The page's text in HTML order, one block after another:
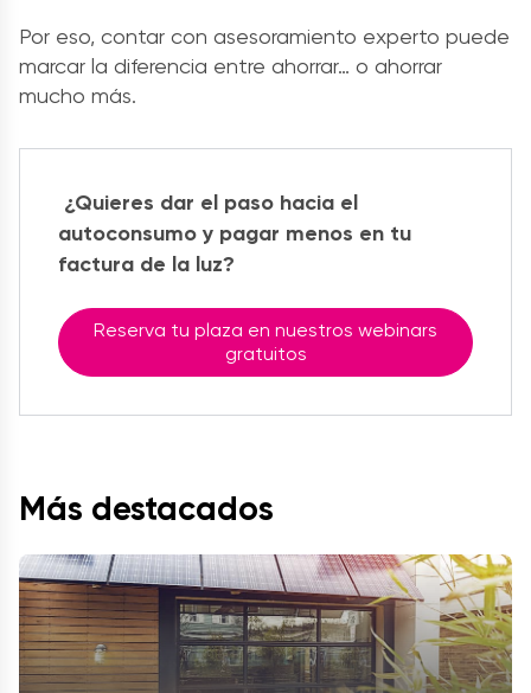
Por eso, contar con asesoramiento experto puede
marcar la diferencia entre ahorrar… o ahorrar
mucho más.
¿Quieres dar el paso hacia el
autoconsumo y pagar menos en tu
factura de la luz?
Reserva tu plaza en nuestros webinars
gratuitos
Más destacados